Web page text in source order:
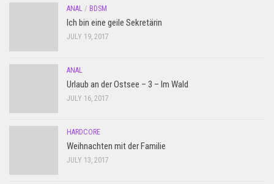
ANAL / BDSM
Ich bin eine geile Sekretärin
JULY 19, 2017
ANAL
Urlaub an der Ostsee – 3 – Im Wald
JULY 16, 2017
HARDCORE
Weihnachten mit der Familie
JULY 13, 2017